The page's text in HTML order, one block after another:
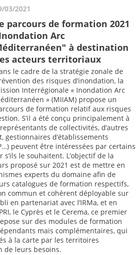
03/2021
parcours de formation 2021
Arc
à destination
acteurs territoriaux
le cadre de la stratégie zonale de
des risques d’inondation, la
Interrégionale « Inondation Arc
» (MIIAM) propose un
de formation relatif aux risques
S’il a été conçu principalement à
de collectivités, d’autres
gestionnaires d’établissements
peuvent être intéressées par certains
le souhaitent. L’objectif de la
proposé sur 2021 est de mettre en
experts du domaine afin de
catalogues de formation respectifs,
commun et cohérent déployable sur
en partenariat avec l’IRMa, et en
le Cyprès et le Cerema, ce premier
sur des modules de formation
mais complémentaires, qui
à la carte par les territoires
de leurs besoins.